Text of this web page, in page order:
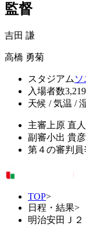
監督
吉田 謙
高橋 勇菊
スタジアム
入場者数
天候 / 気温 /
主審 上原 直人
副審小出 貴
第４の審判員
TOP>
日程・結果>
明治安田Ｊ